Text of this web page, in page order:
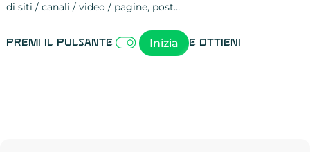
di siti / canali / video / pagine, post…
Premi il pulsante Inizia e ottieni